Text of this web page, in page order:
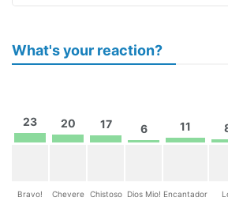
What's your reaction?
23
Bravo!
20
Chevere
17
Chistoso
6
Dios Mio!
11
Encantador